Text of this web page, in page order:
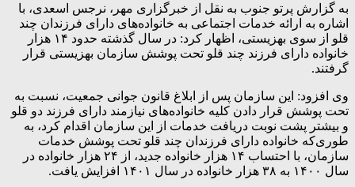
به گزارش پرتو جنوب به نقل از خبرگزاری مهر، نرجس اسعدی، با
اشاره به ارائه خدمات اجتماعی به خانواده‌های دارای فرزندان چند
قلو از سوی بهزیستی، اظهار کرد: در سال گذشته حدود ۱۴ هزار
خانواده دارای فرزند چند قلو تحت پوشش سازمان بهزیستی قرار
گرفتند.
وی افزود: این سازمان پس از ابلاغ قانون جوانی جمعیت، نسبت به
تحت پوشش قرار دادن کلیه خانواده‌های نیازمند دارای فرزند دو قلو
و بیشتر پشت نوبت دریافت خدمات از این سازمان اقدام کرد، به
طوری‌که خانواده دارای فرزندان چند قلو تحت پوشش خدمات
سازمان، با احتساب ۱۴ هزار خانواده جدید، از ۲۴ هزار خانواده در
سال ۱۴۰۰ به ۳۸ هزار خانواده در سال ۱۴۰۱ افزایش یافت.